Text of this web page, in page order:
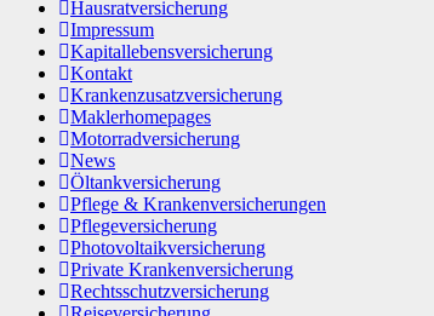
Hausratversicherung
Impressum
Kapitallebensversicherung
Kontakt
Krankenzusatzversicherung
Maklerhomepages
Motorradversicherung
News
Öltankversicherung
Pflege & Krankenversicherungen
Pflegeversicherung
Photovoltaikversicherung
Private Krankenversicherung
Rechtsschutzversicherung